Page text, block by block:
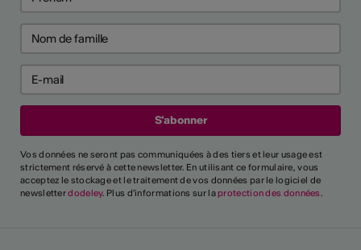
Vos données ne seront pas communiquées à des tiers et leur usage est
strictement réservé à cette newsletter. En utilisant ce formulaire, vous
acceptez le stockage et le traitement de vos données par le logiciel de
newsletterdodeley. Plus d'informations sur la protection des données.